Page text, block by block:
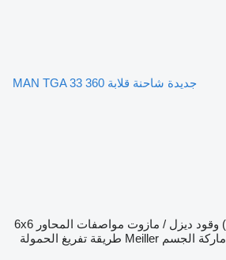
جديدة شاحنة قلابة MAN TGA 33 360
وقود ديزل / مازوت مواصفات المحاور 6x6
ماركة الجسم Meiller طريقة تفريغ الحمولة